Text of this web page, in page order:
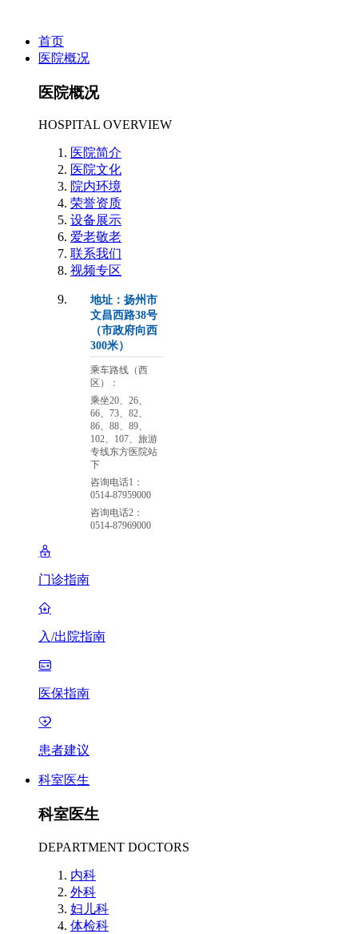
首页
医院概况
医院概况
HOSPITAL OVERVIEW
医院简介
医院文化
院内环境
荣誉资质
设备展示
爱老敬老
联系我们
视频专区
地址：扬州市
文昌西路38号
（市政府向西
300米）
乘车路线（西
区）：
乘坐20、26、
66、73、82、
86、88、89、
102、107、旅游
专线东方医院站
下
咨询电话1：
0514-87959000
咨询电话2：
0514-87969000
门诊指南
入/出院指南
医保指南
患者建议
科室医生
科室医生
DEPARTMENT DOCTORS
内科
外科
妇儿科
体检科